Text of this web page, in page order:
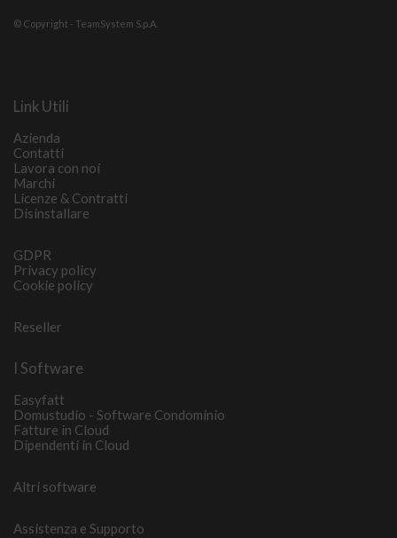
© Copyright - TeamSystem S.p.A.
Link Utili
Azienda
Contatti
Lavora con noi
Marchi
Licenze & Contratti
Disinstallare
GDPR
Privacy policy
Cookie policy
Reseller
I Software
Easyfatt
Domustudio - Software Condominio
Fatture in Cloud
Dipendenti in Cloud
Altri software
Assistenza e Supporto